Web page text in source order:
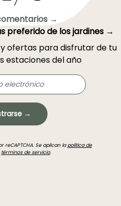
→
preferido de los jardines →
ofertas para disfrutar de tu
estaciones del año
→
reCAPTCHA. Se aplican lapolítica de
términos de servicio.